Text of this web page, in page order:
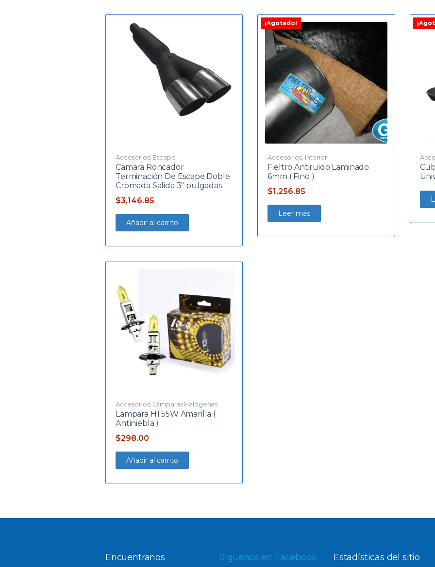
Accesorios, Escape
Camara Roncador
Terminación De Escape Doble
Cromada Salida 3″ pulgadas
$3,146.85
Añadir al carrito
¡Agotado!
Accesorios Interior
Fieltro Antiruido Laminado
6mm ( Fino )
$1,256.85
Leer más
Accesorios,Lámparas Halógenas
Lampara H1 55W Amarilla (
Antiniebla )
$298.00
Añadir al carrito
Encuentranos Siguenos en Facebook Estadísticas del sitio